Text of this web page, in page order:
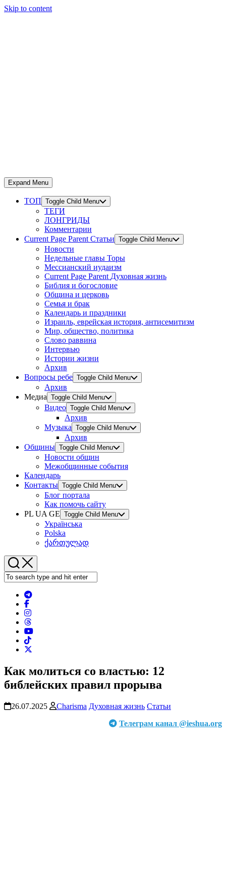
Skip to content
Expand Menu
ТОП Toggle Child Menu
ТЕГИ
ЛОНГРИДЫ
Комментарии
Current Page Parent Статьи Toggle Child Menu
Новости
Недельные главы Торы
Мессианский иудаизм
Current Page Parent Духовная жизнь
Библия и богословие
Община и церковь
Семья и брак
Календарь и праздники
Израиль, еврейская история, антисемитизм
Мир, общество, политика
Слово раввина
Интервью
Истории жизни
Архив
Вопросы ребе Toggle Child Menu
Архив
Медиа Toggle Child Menu
Видео Toggle Child Menu
Архив
Музыка Toggle Child Menu
Архив
Общины Toggle Child Menu
Новости общин
Межобщинные события
Календарь
Контакты Toggle Child Menu
Блог портала
Как помочь сайту
PL UA GE Toggle Child Menu
Українська
Polska
ქართულად
Как молиться со властью: 12
библейских правил прорыва
26.07.2025 Charisma Духовная жизнь Статьи
Телеграм канал @ieshua.org